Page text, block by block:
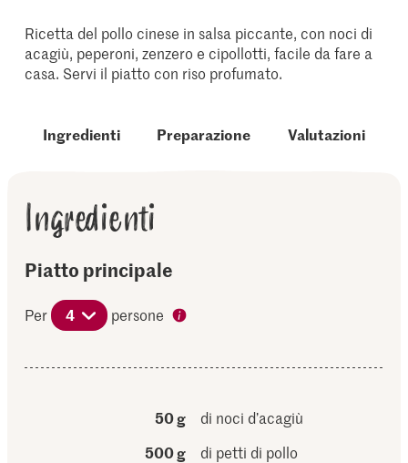
Ricetta del pollo cinese in salsa piccante, con noci di
acagiù, peperoni, zenzero e cipollotti, facile da fare a
casa. Servi il piatto con riso profumato.
Ingredienti Preparazione Valutazioni
Ingredienti
Piatto principale
Per 4 persone
50 g
di noci d’acagiù
500 g
di petti di pollo